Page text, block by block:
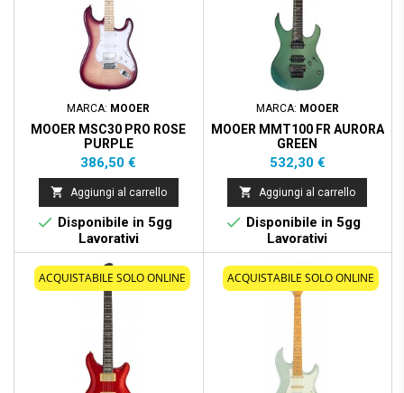
MARCA: MOOER
MOOER MSC30 PRO ROSE
PURPLE
Prezzo
386,50 €
 Aggiungi al carrello
 Disponibile in 5gg
Lavorativi
MARCA: MOOER
MOOER MMT100 FR AURORA
GREEN
Prezzo
532,30 €
 Aggiungi al carrello
 Disponibile in 5gg
Lavorativi
ACQUISTABILE SOLO ONLINE ACQUISTABILE SOLO ONLINE